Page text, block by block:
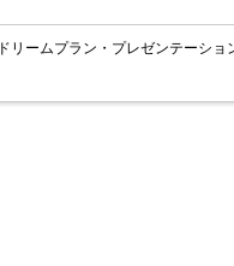
ドリームプラン・プレゼンテーショ